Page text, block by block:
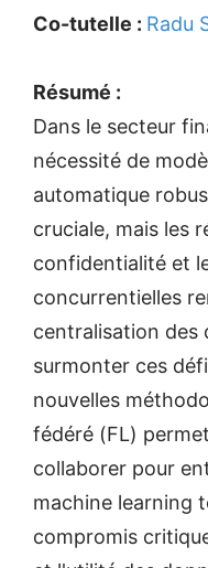
Co-tutelle : Radu
Résumé :
Dans le secteur
nécessité de
automatique
cruciale, mais les
confidentialité et
concurrentielles
centralisation des
surmonter ces
nouvelles
fédéré (FL)
collaborer pour
machine learning
compromis